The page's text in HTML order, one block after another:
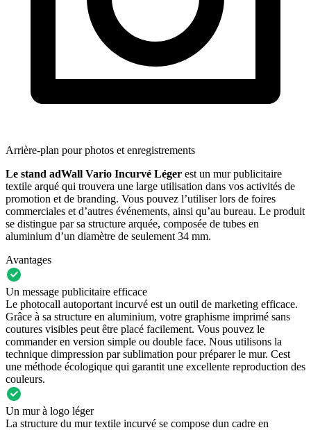
Arrière-plan pour photos et enregistrements
Le stand adWall Vario Incurvé Léger est un mur publicitaire
textile arqué qui trouvera une large utilisation dans vos activités de
promotion et de branding. Vous pouvez l’utiliser lors de foires
commerciales et d’autres événements, ainsi qu’au bureau. Le produit
se distingue par sa structure arquée, composée de tubes en
aluminium d’un diamètre de seulement 34 mm.
Avantages
Un message publicitaire efficace
Le photocall autoportant incurvé est un outil de marketing efficace.
Grâce à sa structure en aluminium, votre graphisme imprimé sans
coutures visibles peut être placé facilement. Vous pouvez le
commander en version simple ou double face. Nous utilisons la
technique dimpression par sublimation pour préparer le mur. Cest
une méthode écologique qui garantit une excellente reproduction des
couleurs.
Un mur à logo léger
La structure du mur textile incurvé se compose dun cadre en